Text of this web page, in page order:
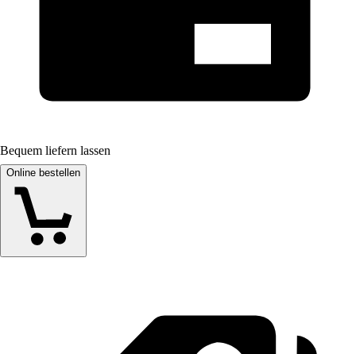
Bequem liefern lassen
Online bestellen